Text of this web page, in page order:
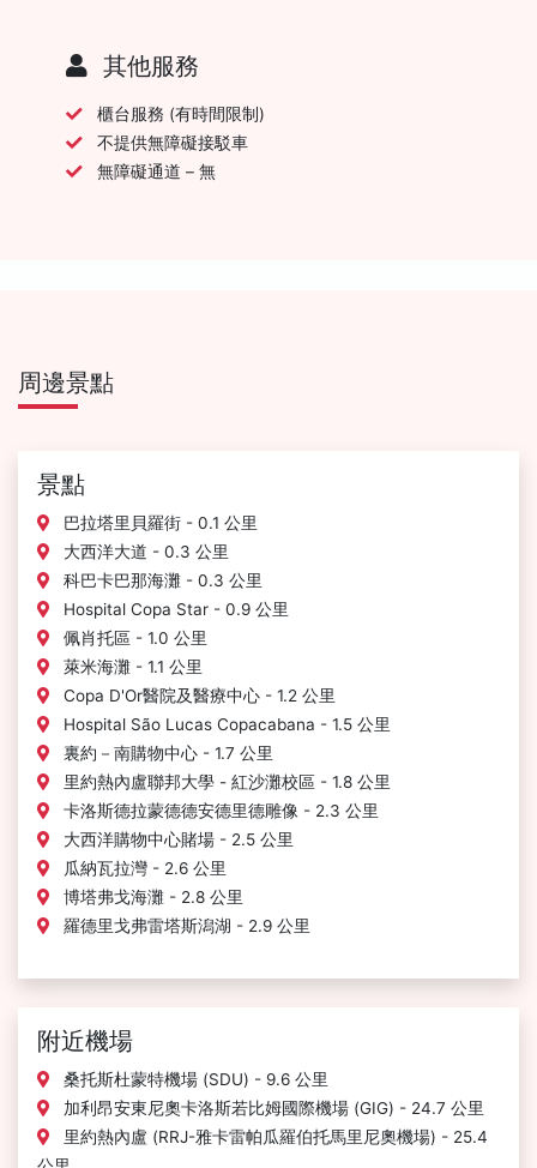
其他服務
櫃台服務 (有時間限制)
不提供無障礙接駁車
無障礙通道 – 無
周邊景點
景點
巴拉塔里貝羅街 - 0.1 公里
大西洋大道 - 0.3 公里
科巴卡巴那海灘 - 0.3 公里
Hospital Copa Star - 0.9 公里
佩肖托區 - 1.0 公里
萊米海灘 - 1.1 公里
Copa D'Or醫院及醫療中心 - 1.2 公里
Hospital São Lucas Copacabana - 1.5 公里
裏約－南購物中心 - 1.7 公里
里約熱內盧聯邦大學 - 紅沙灘校區 - 1.8 公里
卡洛斯德拉蒙德德安德里德雕像 - 2.3 公里
大西洋購物中心賭場 - 2.5 公里
瓜納瓦拉灣 - 2.6 公里
博塔弗戈海灘 - 2.8 公里
羅德里戈弗雷塔斯潟湖 - 2.9 公里
附近機場
桑托斯杜蒙特機場 (SDU) - 9.6 公里
加利昂安東尼奧卡洛斯若比姆國際機場 (GIG) - 24.7 公里
里約熱內盧 (RRJ-雅卡雷帕瓜羅伯托馬里尼奧機場) - 25.4